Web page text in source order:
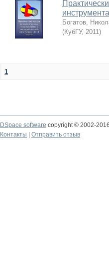
Богатов,
(КубГУ, 2011)
1
DSpace software copyright © 2002-2016
Контакты
Отправить отзыв